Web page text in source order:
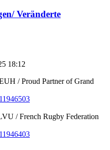
Veränderte
18:12
/ Proud Partner of Grand
/ French Rugby Federation